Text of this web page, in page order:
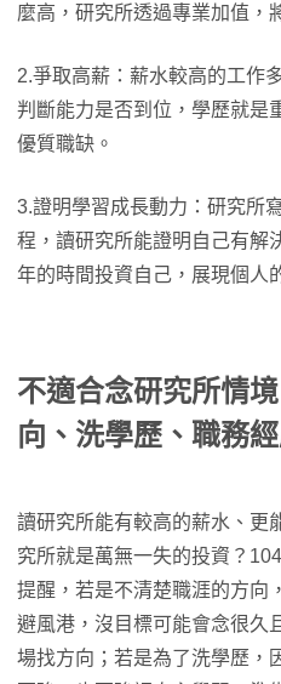
麼高，研究所透過專業加值，
2.爭取高薪：薪水較高的工作
判斷能力是否到位，學歷就是
優質職缺。
3.證明學習成長動力：研究所
程，讀研究所能證明自己有解
年的時間投資自己，展現個人
不適合念研究所情
向、洗學歷、職務
讀研究所能有較高的薪水、更
究所就是萬無一失的投資？
提醒，若是不清楚職涯的方向
避風港，沒目標可能會念很久
場找方向；若是為了洗學歷，